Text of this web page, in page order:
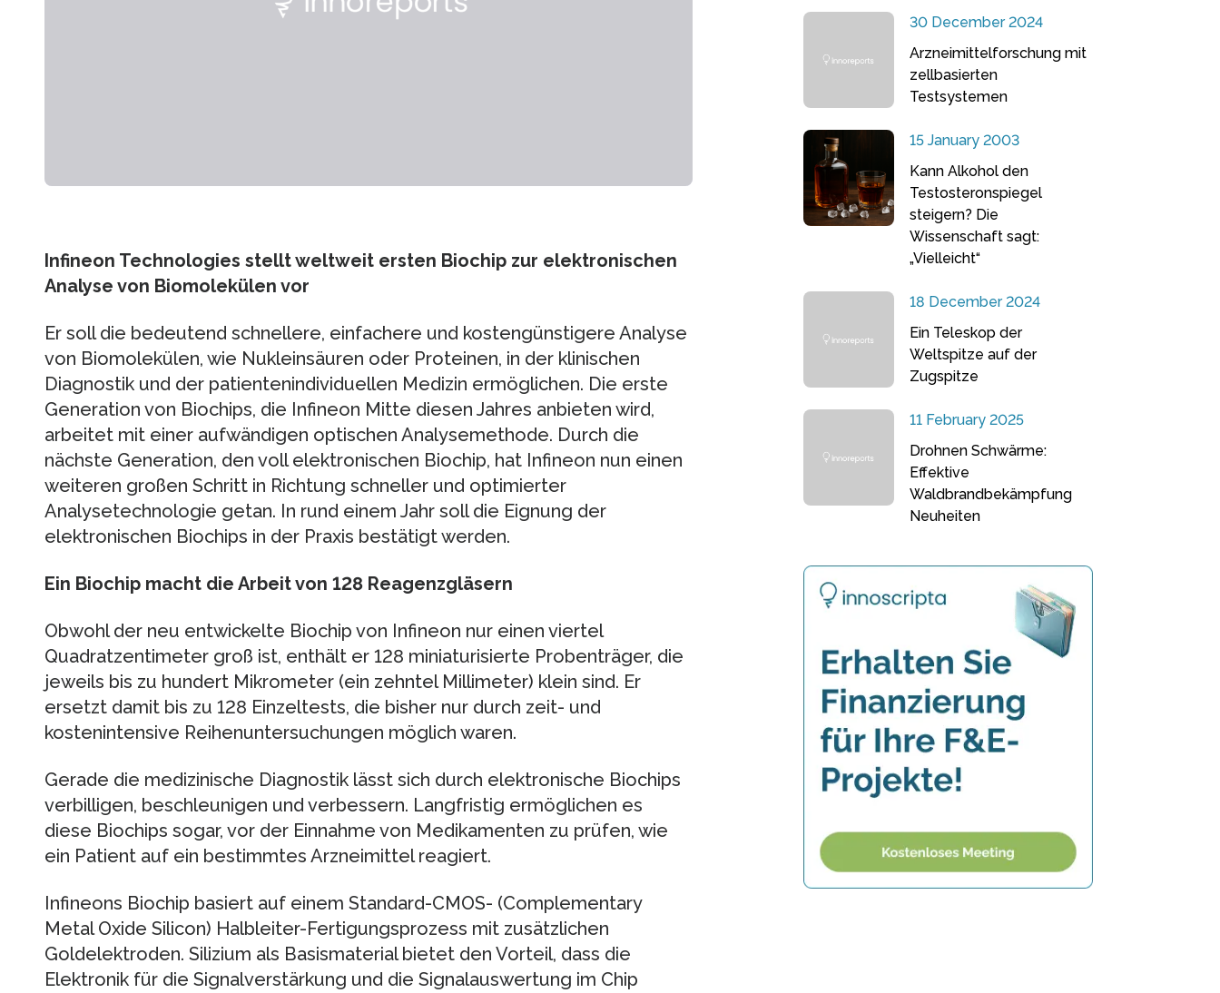
Infineon Technologies stellt weltweit ersten Biochip zur elektronischen
Analyse von Biomolekülen vor
Er soll die bedeutend schnellere, einfachere und kostengünstigere Analyse
von Biomolekülen, wie Nukleinsäuren oder Proteinen, in der klinischen
Diagnostik und der patientenindividuellen Medizin ermöglichen. Die erste
Generation von Biochips, die Infineon Mitte diesen Jahres anbieten wird,
arbeitet mit einer aufwändigen optischen Analysemethode. Durch die
nächste Generation, den voll elektronischen Biochip, hat Infineon nun einen
weiteren großen Schritt in Richtung schneller und optimierter
Analysetechnologie getan. In rund einem Jahr soll die Eignung der
elektronischen Biochips in der Praxis bestätigt werden.
Ein Biochip macht die Arbeit von 128 Reagenzgläsern
Obwohl der neu entwickelte Biochip von Infineon nur einen viertel
Quadratzentimeter groß ist, enthält er 128 miniaturisierte Probenträger, die
jeweils bis zu hundert Mikrometer (ein zehntel Millimeter) klein sind. Er
ersetzt damit bis zu 128 Einzeltests, die bisher nur durch zeit- und
kostenintensive Reihenuntersuchungen möglich waren.
Gerade die medizinische Diagnostik lässt sich durch elektronische Biochips
verbilligen, beschleunigen und verbessern. Langfristig ermöglichen es
diese Biochips sogar, vor der Einnahme von Medikamenten zu prüfen, wie
ein Patient auf ein bestimmtes Arzneimittel reagiert.
Infineons Biochip basiert auf einem Standard-CMOS- (Complementary
Metal Oxide Silicon) Halbleiter-Fertigungsprozess mit zusätzlichen
Goldelektroden. Silizium als Basismaterial bietet den Vorteil, dass die
Elektronik für die Signalverstärkung und die Signalauswertung im Chip
30 December 2024
Arzneimittelforschung mit
zellbasierten
Testsystemen
15 January 2003
Kann Alkohol den
Testosteronspiegel
steigern? Die
Wissenschaft sagt:
„Vielleicht“
18 December 2024
Ein Teleskop der
Weltspitze auf der
Zugspitze
11 February 2025
Drohnen Schwärme:
Effektive
Waldbrandbekämpfung
Neuheiten